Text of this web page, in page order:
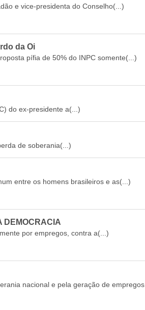
e vice-presidenta do Conselho(...)
da Oi
pífia de 50% do INPC somente(...)
do ex-presidente a(...)
de soberania(...)
entre os homens brasileiros e as(...)
DEMOCRACIA
por empregos, contra a(...)
nacional e pela geração de empregos